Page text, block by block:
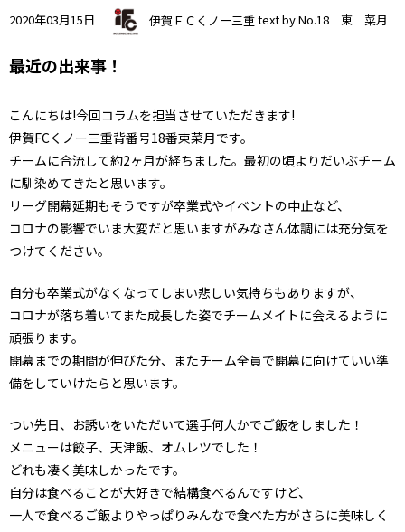
2020年03月15日 伊賀ＦＣくノ一三重text by No.18 東 菜月
最近の出来事！
こんにちは!今回コラムを担当させていただきます!
伊賀FCくノー三重背番号18番東菜月です。
チームに合流して約2ヶ月が経ちました。最初の頃よりだいぶチーム
に馴染めてきたと思います。
リーグ開幕延期もそうですが卒業式やイベントの中止など、
コロナの影響でいま大変だと思いますがみなさん体調には充分気を
つけてください。
自分も卒業式がなくなってしまい悲しい気持ちもありますが、
コロナが落ち着いてまた成長した姿でチームメイトに会えるように
頑張ります。
開幕までの期間が伸びた分、またチーム全員で開幕に向けていい準
備をしていけたらと思います。
つい先日、お誘いをいただいて選手何人かでご飯をしました！
メニューは餃子、天津飯、オムレツでした！
どれも凄く美味しかったです。
自分は食べることが大好きで結構食べるんですけど、
一人で食べるご飯よりやっぱりみんなで食べた方がさらに美味しく